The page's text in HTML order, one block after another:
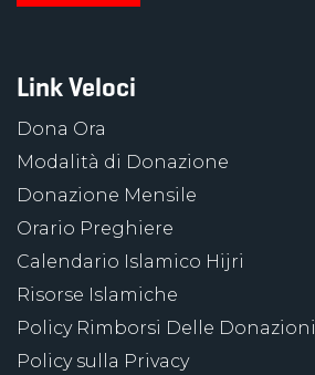
Link Veloci
Dona Ora
Modalità di Donazione
Donazione Mensile
Orario Preghiere
Calendario Islamico Hijri
Risorse Islamiche
Policy Rimborsi Delle Donazioni
Policy sulla Privacy